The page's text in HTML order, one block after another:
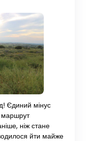
Єдиний мінус
маршрут
ніж стане
йти майже